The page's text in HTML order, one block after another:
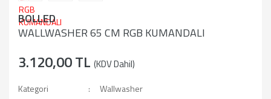
BOLLED
WALLWASHER 65 CM RGB KUMANDALI
3.120,00 TL (KDV Dahil)
Kategori
Wallwasher